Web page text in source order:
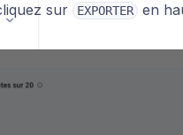
sur EXPORTER en